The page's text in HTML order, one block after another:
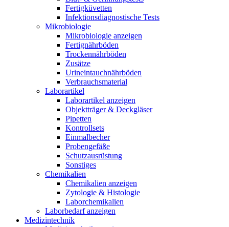
Fertigküvetten
Infektionsdiagnostische Tests
Mikrobiologie
Mikrobiologie anzeigen
Fertignährböden
Trockennährböden
Zusätze
Urineintauchnährböden
Verbrauchsmaterial
Laborartikel
Laborartikel anzeigen
Objektträger & Deckgläser
Pipetten
Kontrollsets
Einmalbecher
Probengefäße
Schutzausrüstung
Sonstiges
Chemikalien
Chemikalien anzeigen
Zytologie & Histologie
Laborchemikalien
Laborbedarf anzeigen
Medizintechnik